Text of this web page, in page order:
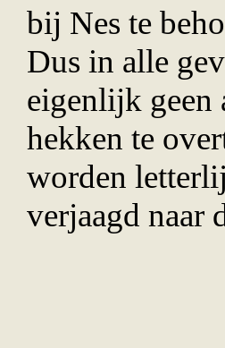
bij Nes te
Dus in alle
eigenlijk geen
hekken te
worden
verjaagd naar